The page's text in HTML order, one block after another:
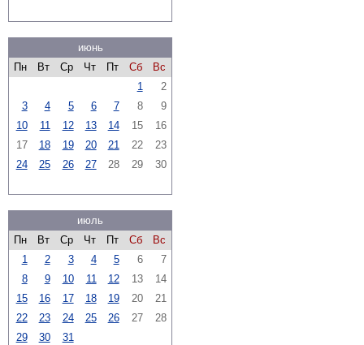
июнь
Пн
Вт Ср Чт Пт Сб
Вс
1
2
3
4 5 6 7 8
9
10
11 12 13 14 15
16
17
18 19 20 21 22
23
24
25 26 27 28 29 30
июль
Пн
Вт Ср Чт Пт Сб
Вс
1
2 3 4 5 6
7
8
9 10 11 12 13
14
15
16 17 18 19 20
21
22
23 24 25 26 27
28
29
30 31